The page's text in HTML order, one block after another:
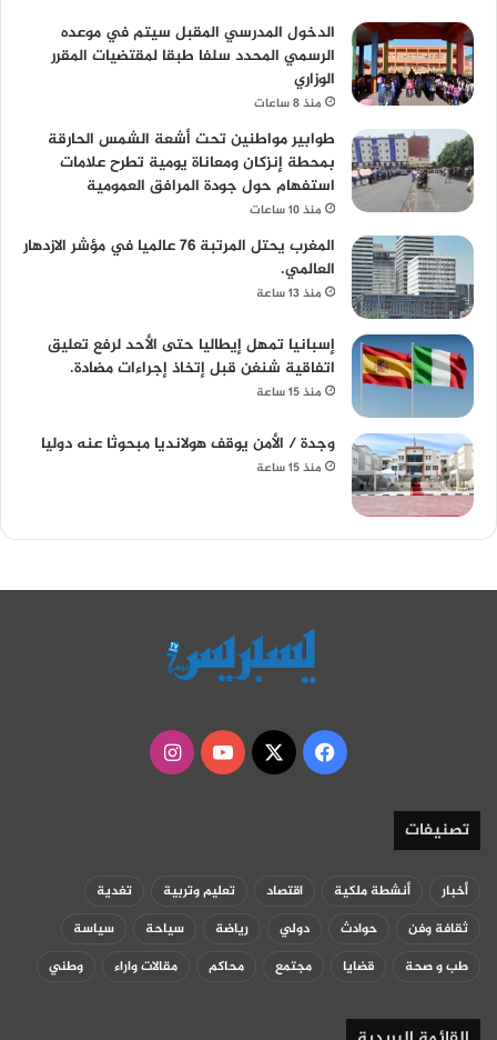
الدخول المدرسي المقبل سیتم في موعده
الرسمي المحدد سلفا طبقا لمقتضیات المقرر
الوزاري
منذ 8 ساعات
طوابير مواطنين تحت أشعة الشمس الحارقة
بمحطة إنزكان ومعاناة يومية تطرح علامات
استفهام حول جودة المرافق العمومية
منذ 10 ساعات
المغرب يحتل المرتبة 76 عالميا في مؤشر الازدهار
العالمي.
منذ 13 ساعة
إسبانيا تمهل إيطاليا حتى الأحد لرفع تعليق
اتفاقية شنغن قبل إتخاذ إجراءات مضادة.
منذ 15 ساعة
وجدة / الأمن يوقف هولانديا مبحوثا عنه دوليا
منذ 15 ساعة
فيسبوك
‫X
‫YouTubeانستقرام
تصنيفات
أخبار أنشطة ملكية اقتصاد تعليم وتربية
تغدية
ثقافة وفن
حوادث دولي رياضة سياحة
سياسة
طب و صحة
قضايا مجتمع محاكم مقالات واراء وطني